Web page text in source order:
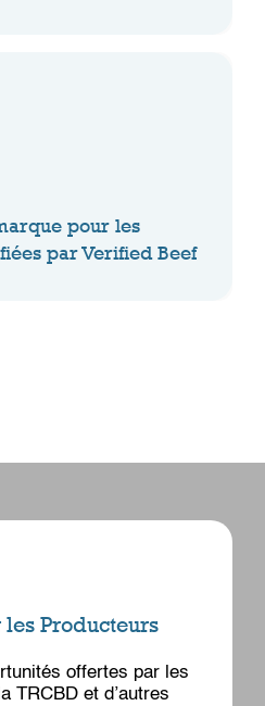
pour les
par Verified Beef
Producteurs
offertes par les
TRCBD et d’autres